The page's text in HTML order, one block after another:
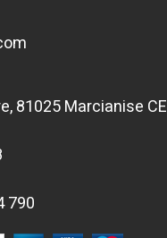
81025 Marcianise CE
790